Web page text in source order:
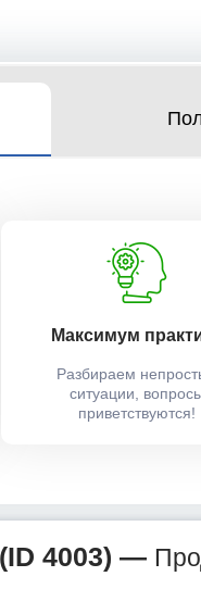
Максимум
Разбираем
ситуации,
приветствуются!
4003) —